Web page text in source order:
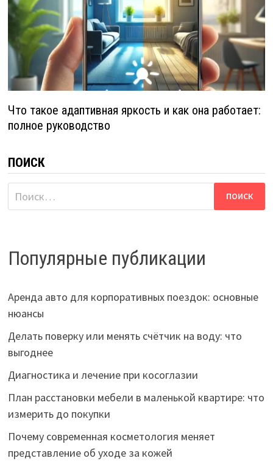
Что такое адаптивная яркость и как она работает:
полное руководство
ПОИСК
Найти:
Популярные публикации
Аренда авто для корпоративных поездок: основные
нюансы
Делать поверку или менять счётчик на воду: что
выгоднее
Диагностика и лечение при косоглазии
План расстановки мебели в маленькой квартире: что
измерить до покупки
Почему современная косметология меняет
представление об уходе за кожей